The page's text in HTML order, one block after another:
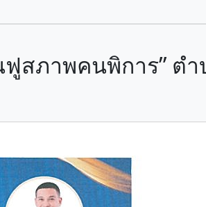
สภาพคนพิการ” ตำ